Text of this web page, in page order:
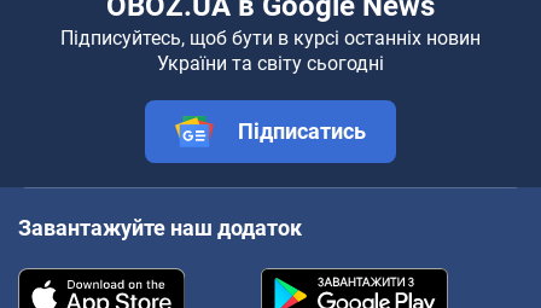
Підписуйтесь, щоб бути в курсі останніх новин
України та світу сьогодні
Підписатись
Завантажуйте наш додаток